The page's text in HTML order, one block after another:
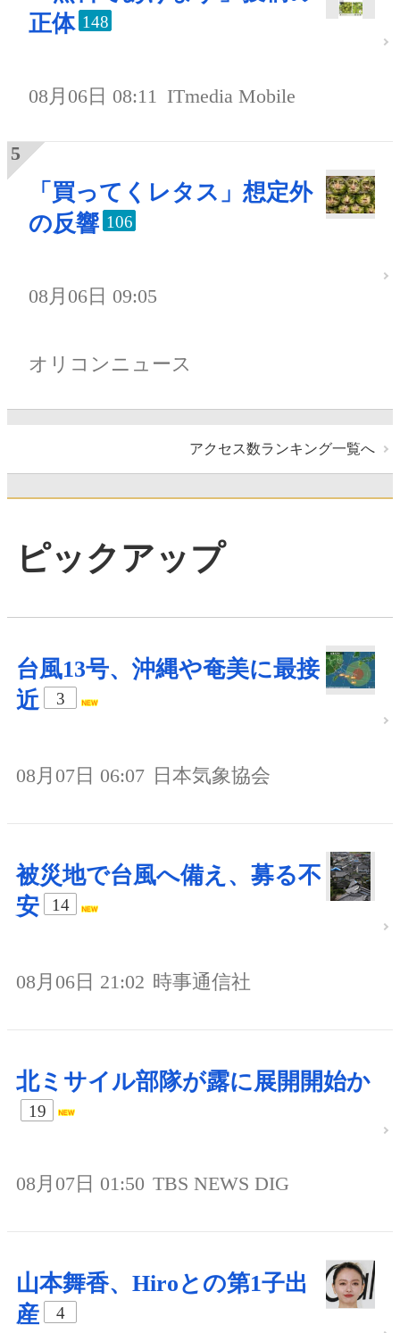
正体 148
08月06日 08:11 ITmedia Mobile
「買ってくレタス」想定外
の反響 106
08月06日 09:05
オリコンニュース
アクセス数ランキング一覧へ
ピックアップ
台風13号、沖縄や奄美に最接
近
3
08月07日 06:07 日本気象協会
被災地で台風へ備え、募る不
安
14
08月06日 21:02 時事通信社
北ミサイル部隊が露に展開開始か
19
08月07日 01:50 TBS NEWS DIG
山本舞香、Hiroとの第1子出
産
4